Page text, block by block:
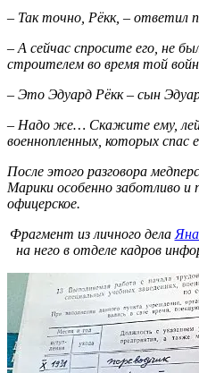
– Так точно, Рёкк, – ответил
– А сейчас спросите его, не
строителем во время той
– Это Эдуард Рёкк – сын
– Надо же… Скажите ему,
военнопленных, которых спас
После этого разговора
Марики особенно заботливо и
офицерское.
Фрагмент из личного дела
на него в отделе кадров